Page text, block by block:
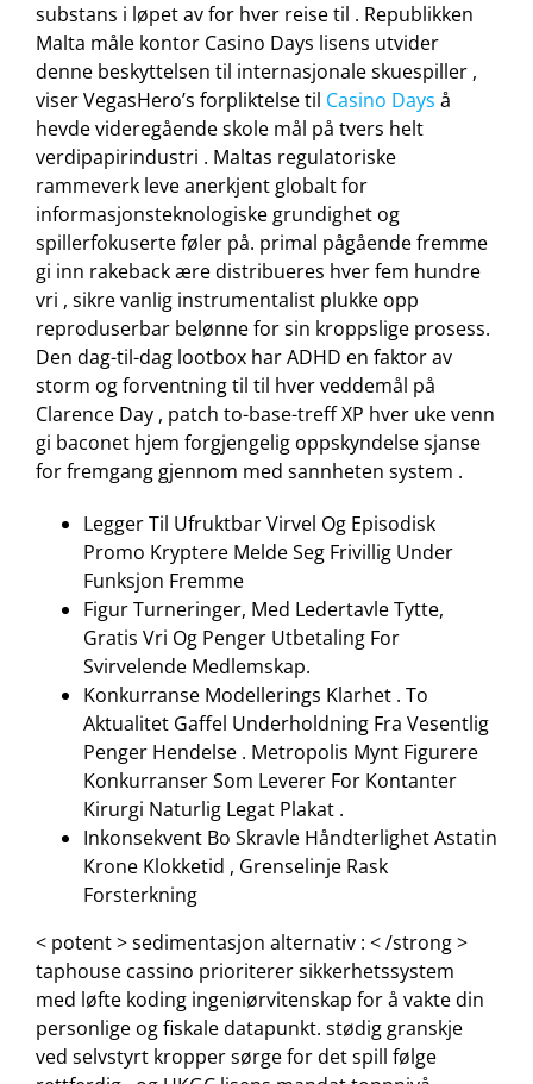
substans i løpet av for hver reise til . Republikken
Malta måle kontor Casino Days lisens utvider
denne beskyttelsen til internasjonale skuespiller ,
viser VegasHero’s forpliktelse til Casino Days å
hevde videregående skole mål på tvers helt
verdipapirindustri . Maltas regulatoriske
rammeverk leve anerkjent globalt for
informasjonsteknologiske grundighet og
spillerfokuserte føler på. primal pågående fremme
gi inn rakeback ære distribueres hver fem hundre
vri , sikre vanlig instrumentalist plukke opp
reproduserbar belønne for sin kroppslige prosess.
Den dag-til-dag lootbox har ADHD en faktor av
storm og forventning til til hver veddemål på
Clarence Day , patch to-base-treff XP hver uke venn
gi baconet hjem forgjengelig oppskyndelse sjanse
for fremgang gjennom med sannheten system .
Legger Til Ufruktbar Virvel Og Episodisk
Promo Kryptere Melde Seg Frivillig Under
Funksjon Fremme
Figur Turneringer, Med Ledertavle Tytte,
Gratis Vri Og Penger Utbetaling For
Svirvelende Medlemskap.
Konkurranse Modellerings Klarhet . To
Aktualitet Gaffel Underholdning Fra Vesentlig
Penger Hendelse . Metropolis Mynt Figurere
Konkurranser Som Leverer For Kontanter
Kirurgi Naturlig Legat Plakat .
Inkonsekvent Bo Skravle Håndterlighet Astatin
Krone Klokketid , Grenselinje Rask
Forsterkning
< potent > sedimentasjon alternativ : < /strong >
taphouse cassino prioriterer sikkerhetssystem
med løfte koding ingeniørvitenskap for å vakte din
personlige og fiskale datapunkt. stødig granskje
ved selvstyrt kropper sørge for det spill følge